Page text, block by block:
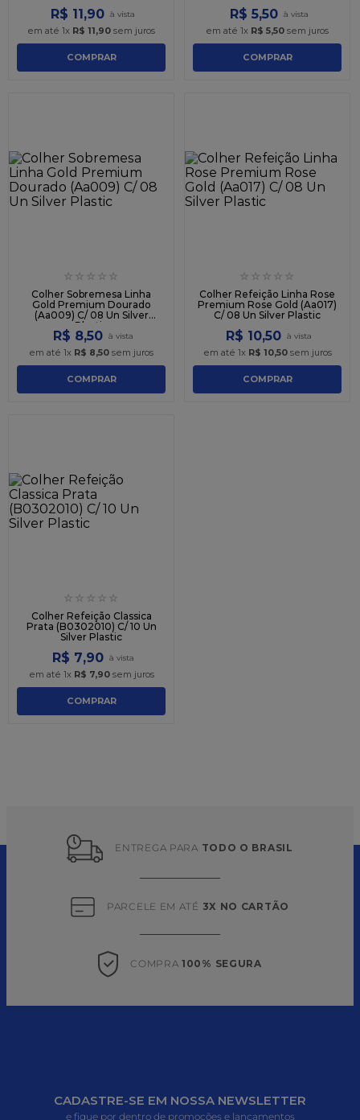
R$ 11,90
em até 1x R$ 11,90 sem juros
COMPRAR
R$ 5,50
em até 1x R$ 5,50 sem juros
COMPRAR
☆ ☆ ☆ ☆ ☆
Colher Sobremesa Linha
Gold Premium Dourado
(Aa009) C/ 08 Un Silver
Plastic
R$ 8,50
em até 1x R$ 8,50 sem juros
COMPRAR
☆ ☆ ☆ ☆ ☆
Colher Refeição Linha Rose
Premium Rose Gold (Aa017)
C/ 08 Un Silver Plastic
R$ 10,50
em até 1x R$ 10,50sem juros
COMPRAR
☆ ☆ ☆ ☆ ☆
Colher Refeição Classica
Prata (B0302010) C/ 10 Un
Silver Plastic
R$ 7,90
em até 1x R$ 7,90sem juros
COMPRAR
ENTREGA PARA TODO O BRASIL
PARCELE EM ATÉ 3X NO CARTÃO
COMPRA 100% SEGURA
CADASTRE-SE EM NOSSA NEWSLETTER
e fique por dentro de promoções e lançamentos